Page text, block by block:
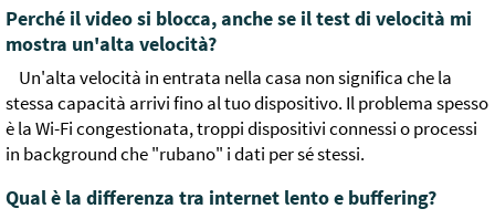
Perché il video si blocca, anche se il test di velocità mi
mostra un'alta velocità?
Un'alta velocità in entrata nella casa non significa che la
stessa capacità arrivi fino al tuo dispositivo. Il problema spesso
è la Wi-Fi congestionata, troppi dispositivi connessi o processi
in background che "rubano" i dati per sé stessi.
Qual è la differenza tra internet lento e buffering?